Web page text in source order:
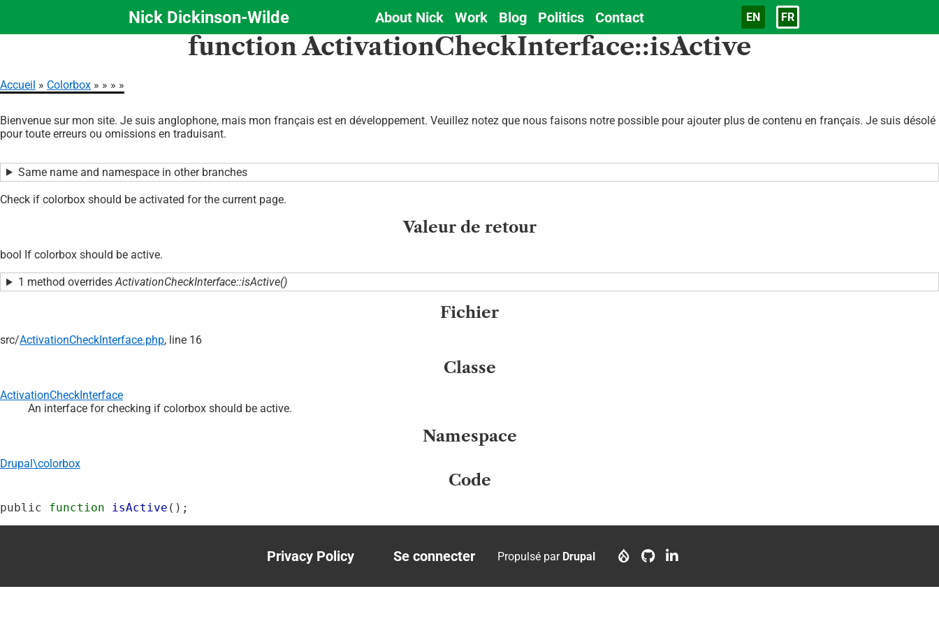
Aller
principal
Nick Dickinson-Wilde
Main
navigation
About Nick Work Blog Politics Contact Langue
EN FR
function ActivationCheckInterface::isActive
d'Ariane
Accueil Colorbox
Bienvenue sur mon site. Je suis anglophone, mais mon français est en développement. Veuillez notez que nous faisons notre possible pour ajouter plus de contenu en français. Je suis désolé
pour toute erreurs ou omissions en traduisant.
Same name and namespace in other branches
Check if colorbox should be activated for the current page.
Valeur de retour
bool If colorbox should be active.
1 method overridesActivationCheckInterface::isActive()
Fichier
src/ActivationCheckInterface.php, line 16
Classe
ActivationCheckInterface
An interface for checking if colorbox should be active.
Namespace
Drupal\colorbox
Code
public function isActive ();
Footer
menu
Privacy Policy
account
Se connecter Propulsé par Drupal